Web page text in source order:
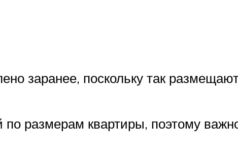
заранее, поскольку так
размерам квартиры, поэтому